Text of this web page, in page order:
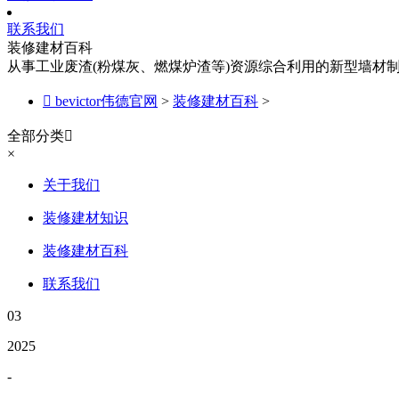
联系我们
装修建材百科
从事工业废渣(粉煤灰、燃煤炉渣等)资源综合利用的新型墙材
 bevictor伟德官网 > 装修建材百科 >
全部分类
×
关于我们
装修建材知识
装修建材百科
联系我们
03
2025
-